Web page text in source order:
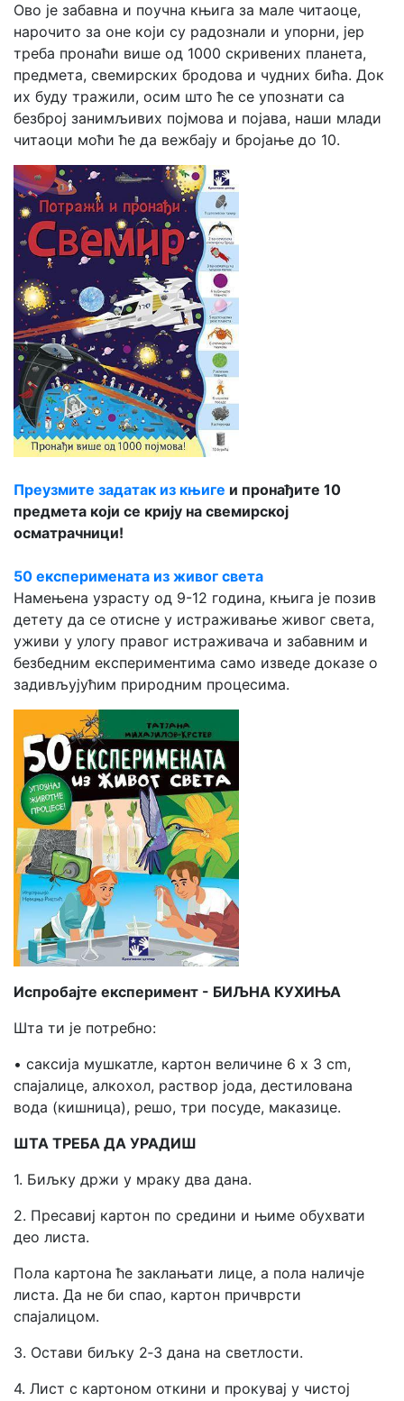
Ово је забавна и поучна књига за мале читаоце,
нарочито за оне који су радознали и упорни, јер
треба пронаћи више од 1000 скривених планета,
предмета, свемирских бродова и чудних бића. Док
их буду тражили, осим што ће се упознати са
безброј занимљивих појмова и појава, наши млади
читаоци моћи ће да вежбају и бројање до 10.
Преузмите задатак из књиге и пронађите 10
предмета који се крију на свемирској
осматрачници!
50 експеримената из живог света
Намењена узрасту од 9-12 година, књига је позив
детету да се отисне у истраживање живог света,
уживи у улогу правог истраживача и забавним и
безбедним експериментима само изведе доказе о
задивљујућим природним процесима.
Испробајте експеримент - БИЉНА КУХИЊА
Шта ти је потребно:
• саксија мушкатле, картон величине 6 х 3 cm,
спајалице, алкохол, раствор јода, дестилована
вода (кишница), решо, три посуде, маказице.
ШТА ТРЕБА ДА УРАДИШ
1. Биљку држи у мраку два дана.
2. Пресавиј картон по средини и њиме обухвати
део листа.
Пола картона ће заклањати лице, а пола наличје
листа. Да не би спао, картон причврсти
спајалицом.
3. Остави биљку 2‑3 дана на светлости.
4. Лист с картоном откини и прокувај у чистој